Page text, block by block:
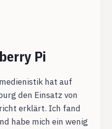
Pi
hat auf
den Einsatz von
erklärt. Ich fand
habe mich ein wenig